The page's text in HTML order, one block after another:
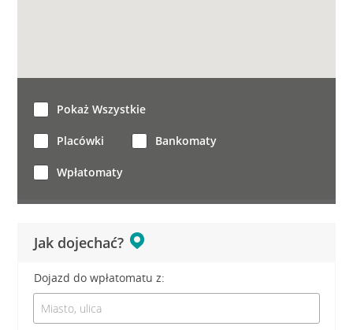
Jak dojechać?
Dojazd do wpłatomatu z:
Pokaż Wszystkie
Placówki Bankomaty
Wpłatomaty